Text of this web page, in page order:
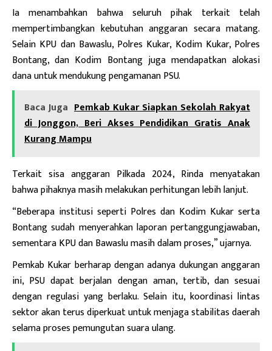
Ia menambahkan bahwa seluruh pihak terkait telah
mempertimbangkan kebutuhan anggaran secara matang.
Selain KPU dan Bawaslu, Polres Kukar, Kodim Kukar, Polres
Bontang, dan Kodim Bontang juga mendapatkan alokasi
dana untuk mendukung pengamanan PSU.
Baca Juga Pemkab Kukar Siapkan Sekolah Rakyat
di Jonggon, Beri Akses Pendidikan Gratis Anak
Kurang Mampu
Terkait sisa anggaran Pilkada 2024, Rinda menyatakan
bahwa pihaknya masih melakukan perhitungan lebih lanjut.
“Beberapa institusi seperti Polres dan Kodim Kukar serta
Bontang sudah menyerahkan laporan pertanggungjawaban,
sementara KPU dan Bawaslu masih dalam proses,” ujarnya.
Pemkab Kukar berharap dengan adanya dukungan anggaran
ini, PSU dapat berjalan dengan aman, tertib, dan sesuai
dengan regulasi yang berlaku. Selain itu, koordinasi lintas
sektor akan terus diperkuat untuk menjaga stabilitas daerah
selama proses pemungutan suara ulang.